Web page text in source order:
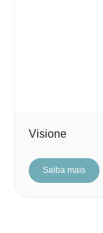
Visione
Saiba mais